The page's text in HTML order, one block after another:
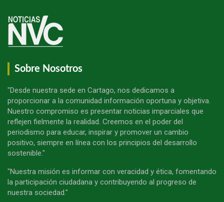
Sobre Nosotros
"Desde nuestra sede en Cartago, nos dedicamos a
proporcionar a la comunidad información oportuna y objetiva.
Nuestro compromiso es presentar noticias imparciales que
reflejen fielmente la realidad. Creemos en el poder del
periodismo para educar, inspirar y promover un cambio
positivo, siempre en línea con los principios del desarrollo
sostenible."
"Nuestra misión es informar con veracidad y ética, fomentando
la participación ciudadana y contribuyendo al progreso de
nuestra sociedad."